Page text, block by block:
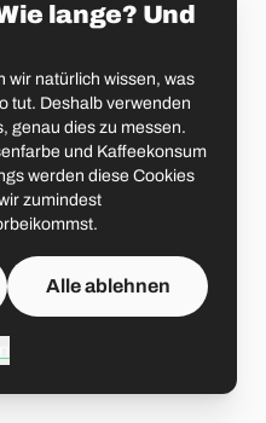
Ansprache
Sprache
Selbstreferenz
lange? Und
wir natürlich wissen, was
tut. Deshalb verwenden
genau dies zu messen.
und Kaffeekonsum
werden diese Cookies
zumindest
Alle ablehnen